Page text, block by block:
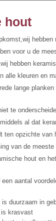
hout
hebben
voor u de
hebben
alle kleuren en
lange
te
al dat
ten opzichte van
van de meeste
hout en
aantal
duurzaam in
is krasvast